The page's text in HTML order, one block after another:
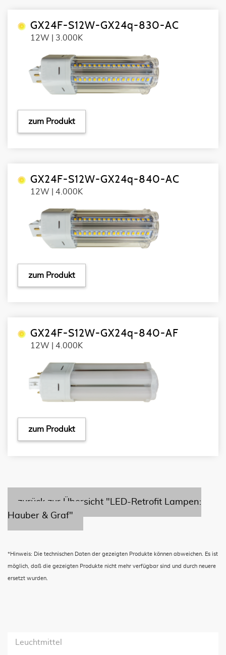
GX24F-S12W-GX24q-830-AC
12W | 3.000K
zum Produkt
GX24F-S12W-GX24q-840-AC
12W | 4.000K
zum Produkt
GX24F-S12W-GX24q-840-AF
12W | 4.000K
zum Produkt
zurück zur Übersicht "LED-Retrofit Lampen:
Hauber & Graf"
*Hinweis: Die technischen Daten der gezeigten Produkte können abweichen. Es ist
möglich, daß die gezeigten Produkte nicht mehr verfügbar sind und durch neuere
ersetzt wurden.
Leuchtmittel